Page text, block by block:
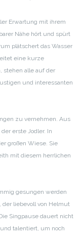
Erwartung mit ihrem
Nähe hört und spürt
plätschert das Wasser
eine kurze
stehen alle auf der
und interessanten
zu vernehmen. Aus
erste Jodler. In
großen Wiese. Sie
mit diesem herrlichen
gesungen werden
der liebevoll von Helmut
Singpause dauert nicht
talentiert, um noch